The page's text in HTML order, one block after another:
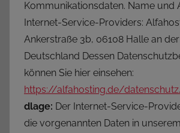
Kommunikationsdaten. Name und
Internet-Service-Providers:
Ankerstraße 3b, 06108 Halle an
Deutschland Dessen
können Sie hier einsehen:
https://alfahosting.de/
dlage: Der Internet-Service-
die vorgenannten Daten in